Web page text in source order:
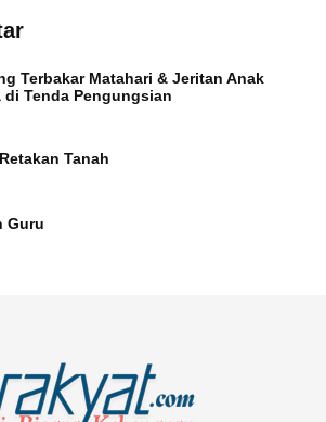
Terbakar Matahari & Jeritan Anak
di Tenda Pengungsian
Tanah
Guru